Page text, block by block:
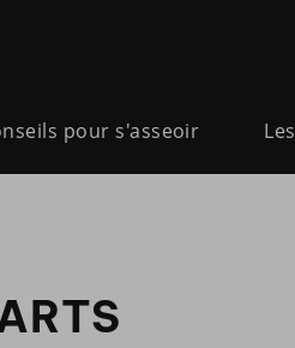
pour s'asseoir